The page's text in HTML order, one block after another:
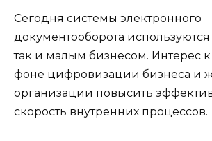
Сегодня системы электронного
документооборота
так и малым бизнесом. Интерес к
фоне цифровизации бизнеса и
организации повысить
скорость внутренних процессов.